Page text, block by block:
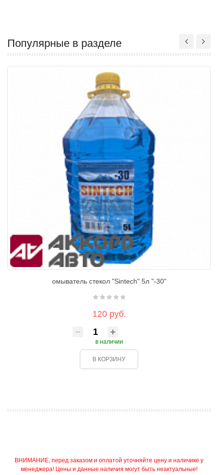
Популярные в разделе
омыватель стекол "Sintech" 5л "-30"
120 руб.
в наличии
В КОРЗИНУ
ВНИМАНИЕ, перед заказом и оплатой уточняйте цену и наличике у
менеджера! Цены и данные наличия могут быть неактуальные!